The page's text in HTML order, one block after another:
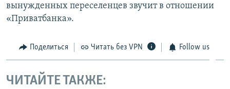
вынужденных переселенцев звучит в отношении
«Приватбанка».
Поделиться Читать без VPN Follow us
ЧИТАЙТЕ ТАКЖЕ: